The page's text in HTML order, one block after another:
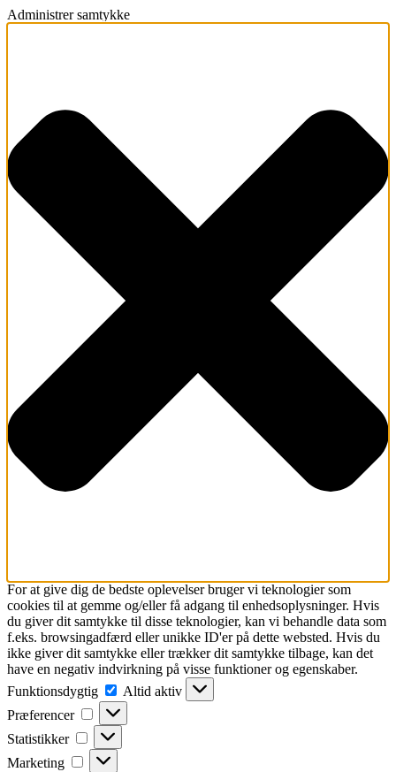
Administrer samtykke
For at give dig de bedste oplevelser bruger vi teknologier som
cookies til at gemme og/eller få adgang til enhedsoplysninger. Hvis
du giver dit samtykke til disse teknologier, kan vi behandle data som
f.eks. browsingadfærd eller unikke ID'er på dette websted. Hvis du
ikke giver dit samtykke eller trækker dit samtykke tilbage, kan det
have en negativ indvirkning på visse funktioner og egenskaber.
Funktionsdygtig
Funktionsdygtig
Altid aktiv
Præferencer
Præferencer
Statistikker Statistikker
Marketing Marketing